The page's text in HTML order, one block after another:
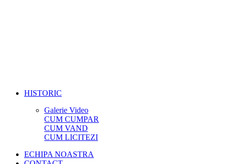
HISTORIC
Galerie Video
CUM CUMPAR
CUM VAND
CUM LICITEZI
ECHIPA NOASTRA